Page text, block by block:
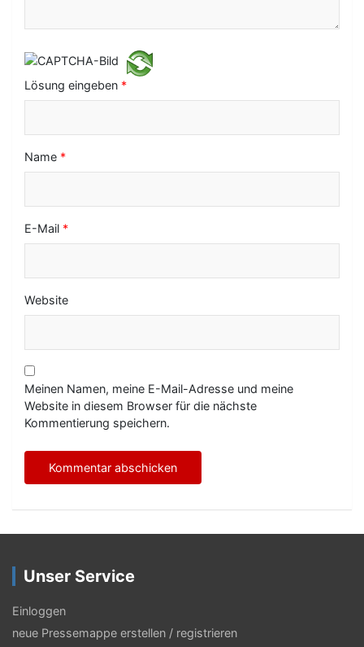
o
n
Lösung eingeben *
Name *
E-Mail *
Website
Meinen Namen, meine E-Mail-Adresse und meine
Website in diesem Browser für die nächste
Kommentierung speichern.
Unser Service
Einloggen
neue Pressemappe erstellen / registrieren